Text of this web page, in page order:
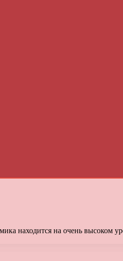
находится на очень высоком